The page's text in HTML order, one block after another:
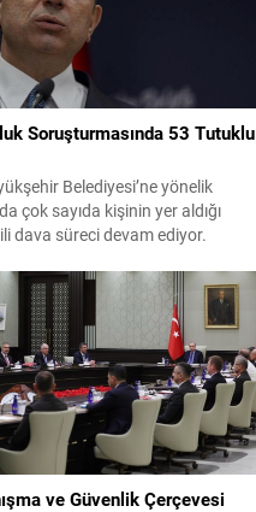
Soruşturmasında 53 Tutuklu
Belediyesi’ne yönelik
çok sayıda kişinin yer aldığı
dava süreci devam ediyor.
hallerini ayrı ayrı
İnceleme sonucunda, aralarında
da bulunduğu 53 tutuklu
hallerinin sürdürülmesine
ve değerlendirilen talepler
sanıklara yöneltilen...
ve Güvenlik Çerçevesi